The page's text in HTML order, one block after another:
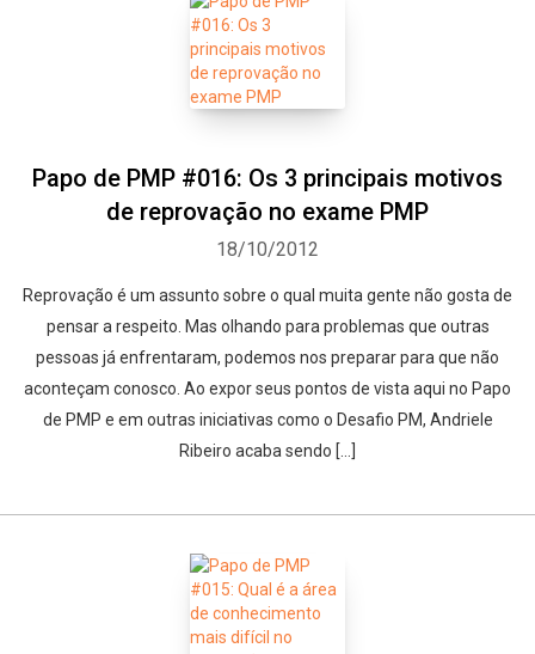
Papo de PMP #016: Os 3 principais motivos
de reprovação no exame PMP
18/10/2012
Reprovação é um assunto sobre o qual muita gente não gosta de
pensar a respeito. Mas olhando para problemas que outras
pessoas já enfrentaram, podemos nos preparar para que não
aconteçam conosco. Ao expor seus pontos de vista aqui no Papo
de PMP e em outras iniciativas como o Desafio PM, Andriele
Ribeiro acaba sendo […]